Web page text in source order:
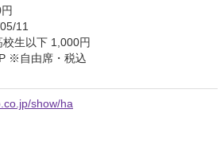
11
生以下 1,000円
※自由席・税込
show/ha